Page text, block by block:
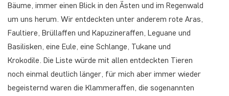
Bäume, immer einen Blick in den Ästen und im Regenwald
um uns herum. Wir entdeckten unter anderem rote Aras,
Faultiere, Brüllaffen und Kapuzineraffen, Leguane und
Basilisken, eine Eule, eine Schlange, Tukane und
Krokodile. Die Liste würde mit allen entdeckten Tieren
noch einmal deutlich länger, für mich aber immer wieder
begeisternd waren die Klammeraffen, die sogenannten